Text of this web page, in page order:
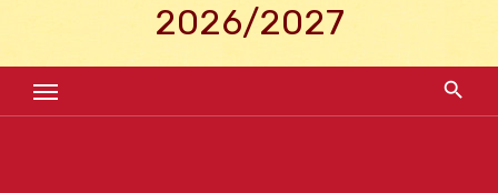
2026/2027